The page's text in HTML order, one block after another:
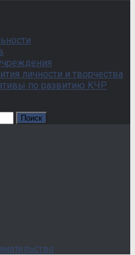
личности и творчества
по развитию КЧР